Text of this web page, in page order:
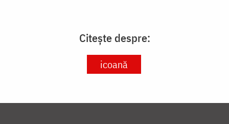
Citește despre:
icoană